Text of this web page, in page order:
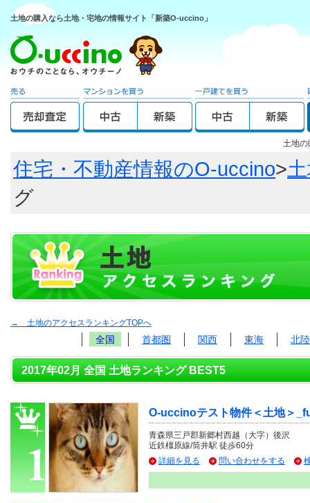
土地の購入なら土地・宅地の情報サイト「新築O-uccino」
土地
住宅・不動産情報のO-uccino>
グ
→ 土地のアクセスランキングTOPへ
全国 首都圏 関西 東海 北
2017年02月 全国 土地ランキング BEST5
O-uccinoテスト物件＜土地＞
青森県三戸郡新郷村西越（大字）後沢
近鉄橿原線/筒井駅 徒歩60分
詳細を見る
問い合わせをする